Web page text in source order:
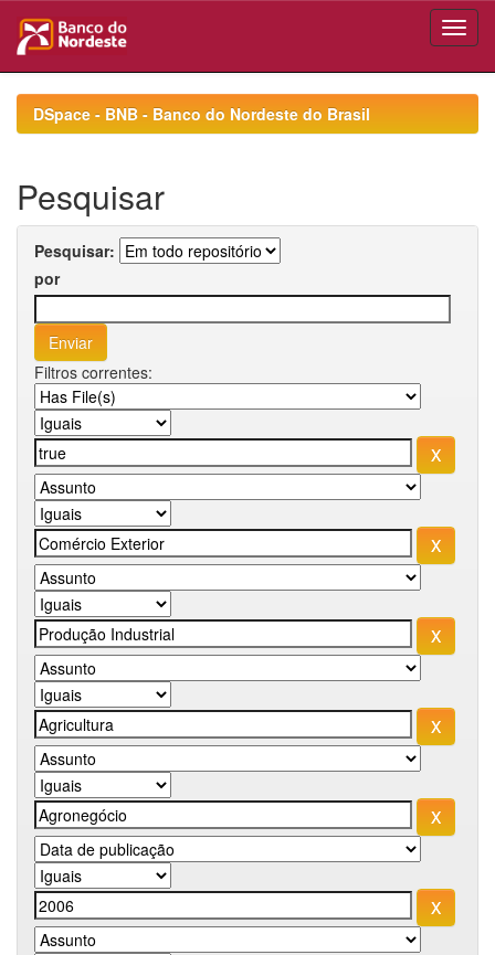
navigationDSpace - BNB - Banco do Nordeste do Brasil
Pesquisar
Pesquisar:
por
Filtros correntes: